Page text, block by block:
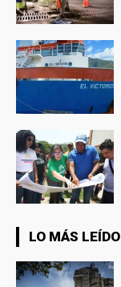
LO MÁS LEÍDO